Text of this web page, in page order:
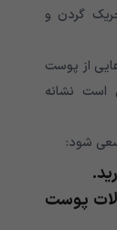
گردن و
از پوست
نشانه
شود:
پوست